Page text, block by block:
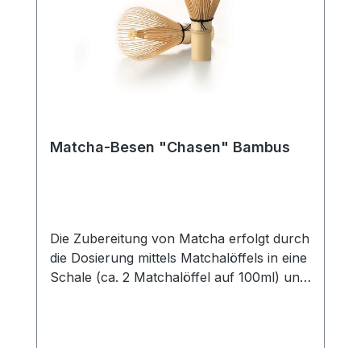
Matcha-Besen "Chasen" Bambus
Die Zubereitung von Matcha erfolgt durch
die Dosierung mittels Matchalöffels in eine
Schale (ca. 2 Matchalöffel auf 100ml) und